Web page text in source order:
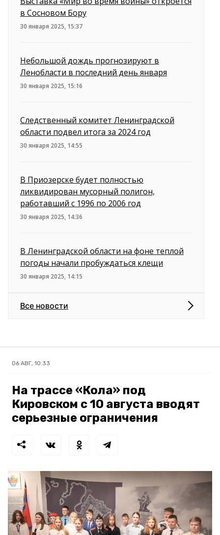
в Сосновом Бору
30 января 2025, 15:37
Небольшой дождь прогнозируют в
Ленобласти в последний день января
30 января 2025, 15:16
Следственный комитет Ленинградской
области подвел итога за 2024 год
30 января 2025, 14:55
В Приозерске будет полностью
ликвидирован мусорный полигон,
работавший с 1996 по 2006 год
30 января 2025, 14:36
В Ленинградской области на фоне теплой
погоды начали пробуждаться клещи
30 января 2025, 14:15
Все новости
06 АВГ, 10:33
На трассе «Кола» под
Кировском с 10 августа вводят
серьезные ограничения